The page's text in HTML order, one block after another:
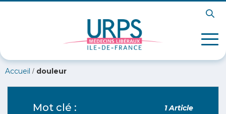
Accueil / douleur
Mot clé : 1 Article